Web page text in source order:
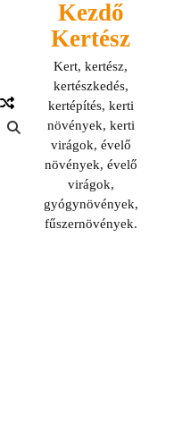
Kezdő
Kertész
Kert, kertész,
kertészkedés,
kertépítés, kerti
növények, kerti
virágok, évelő
növények, évelő
virágok,
gyógynövények,
fűszernövények.